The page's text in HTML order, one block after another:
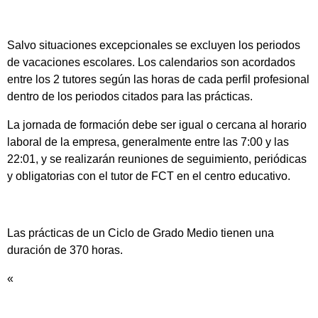
Salvo situaciones excepcionales se excluyen los periodos
de vacaciones escolares. Los calendarios son acordados
entre los 2 tutores según las horas de cada perfil profesional
dentro de los periodos citados para las prácticas.
La jornada de formación debe ser igual o cercana al horario
laboral de la empresa, generalmente entre las 7:00 y las
22:01, y se realizarán reuniones de seguimiento, periódicas
y obligatorias con el tutor de FCT en el centro educativo.
Las prácticas de un Ciclo de Grado Medio tienen una
duración de 370 horas.
«